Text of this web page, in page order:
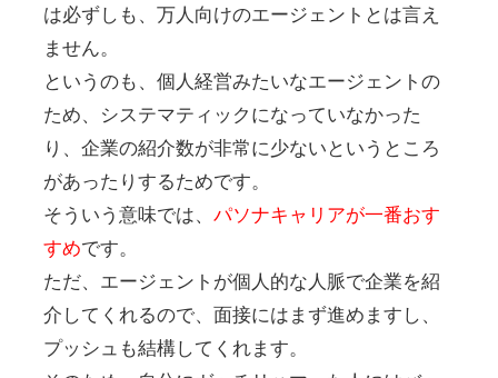
は必ずしも、万人向けのエージェントとは言え
ません。
というのも、個人経営みたいなエージェントの
ため、システマティックになっていなかった
り、企業の紹介数が非常に少ないというところ
があったりするためです。
そういう意味では、 パソナキャリアが一番おす
すめです。
ただ、エージェントが個人的な人脈で企業を紹
介してくれるので、面接にはまず進めますし、
プッシュも結構してくれます。